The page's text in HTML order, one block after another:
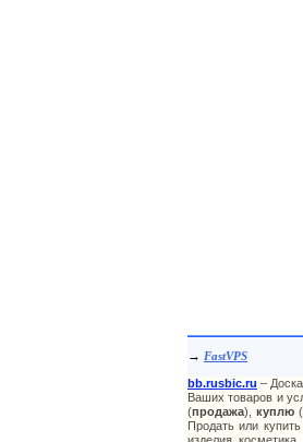
→ FastVPS
bb.rusbic.ru –
Ваших товаров и
(продажа), куплю (
Продать или